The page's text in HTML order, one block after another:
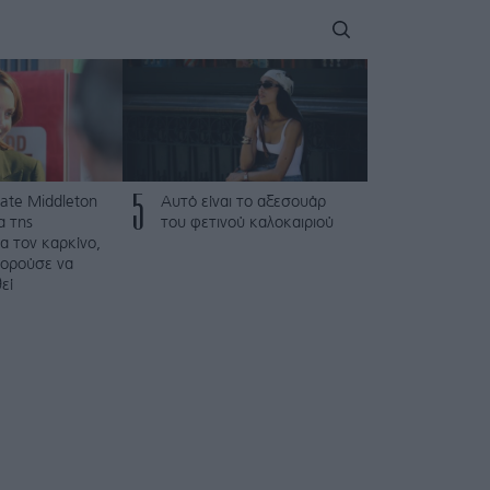
Middleton
της
τον καρκίνο,
να
5
Αυτό είναι το αξεσουάρ
του φετινού καλοκαιριού